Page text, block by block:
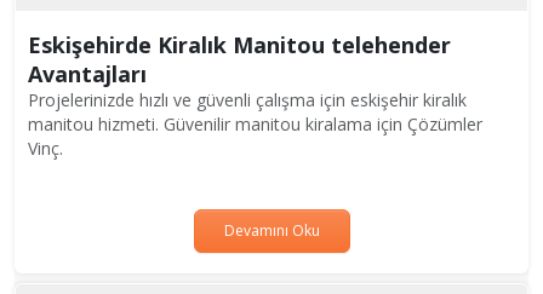
Eskişehirde Kiralık Manitou telehender
Avantajları
Projelerinizde hızlı ve güvenli çalışma için eskişehir kiralık
manitou hizmeti. Güvenilir manitou kiralama için Çözümler
Vinç.
Devamını Oku